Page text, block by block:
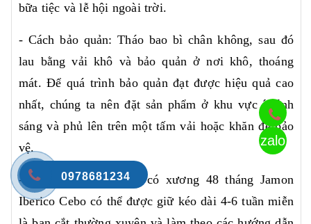
bữa tiệc và lễ hội ngoài trời.
- Cách bảo quản: Tháo bao bì chân không, sau đó
lau bằng vải khô và bảo quản ở nơi khô, thoáng
mát. Để quá trình bảo quản đạt được hiệu quả cao
nhất, chúng ta nên đặt sản phẩm ở khu vực ít ánh
sáng và phủ lên trên một tấm vải hoặc khăn để bảo
vệ.
- Nguyên thịt đùi sau có xương 48 tháng Jamon
Iberico Cebo có thể được giữ kéo dài 4-6 tuần miễn
zalo
0978681234